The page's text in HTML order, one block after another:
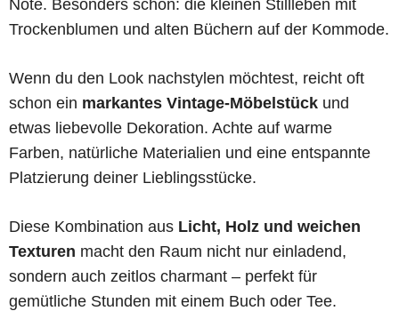
Note. Besonders schön: die kleinen Stillleben mit
Trockenblumen und alten Büchern auf der Kommode.
Wenn du den Look nachstylen möchtest, reicht oft
schon ein markantes Vintage-Möbelstück und
etwas liebevolle Dekoration. Achte auf warme
Farben, natürliche Materialien und eine entspannte
Platzierung deiner Lieblingsstücke.
Diese Kombination aus Licht, Holz und weichen
Texturen macht den Raum nicht nur einladend,
sondern auch zeitlos charmant – perfekt für
gemütliche Stunden mit einem Buch oder Tee.